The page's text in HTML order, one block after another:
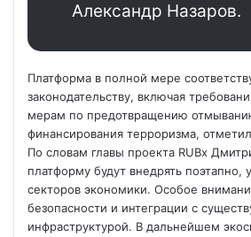
Александр Назаров.
Платформа в полной мере
законодательству, включая
мерам по предотвращению
финансирования терроризма,
По словам главы проекта RUBx
платформу будут внедрять поэтапно,
секторов экономики. Особое
безопасности и интеграции с
инфраструктурой. В дальнейшем